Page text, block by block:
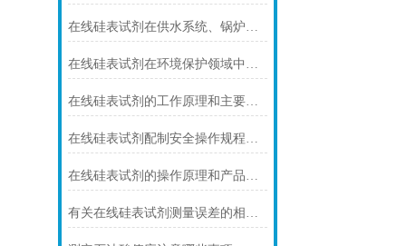
在线硅表试剂在供水系统、锅炉水处理等领域的实际应用
在线硅表试剂在环境保护领域中的作用和意义
在线硅表试剂的工作原理和主要特点是什么？
在线硅表试剂配制安全操作规程分析
在线硅表试剂的操作原理和产品特点
有关在线硅表试剂测量误差的相关因素